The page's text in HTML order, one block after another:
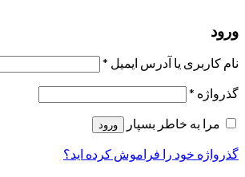
ورود
نام کاربری یا آدرس ایمیل *
گذرواژه *
مرا به خاطر بسپار
ورود
گذرواژه خود را فراموش کرده اید؟